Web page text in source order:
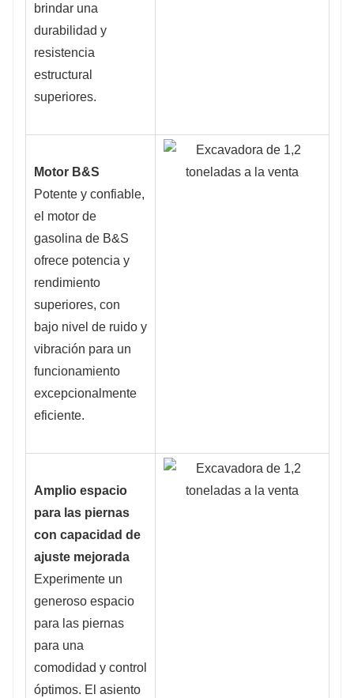
brindar una
durabilidad y
resistencia
estructural
superiores.
Motor B&S
Potente y confiable,
el motor de
gasolina de B&S
ofrece potencia y
rendimiento
superiores, con
bajo nivel de ruido y
vibración para un
funcionamiento
excepcionalmente
eficiente.
Amplio espacio
para las piernas
con capacidad de
ajuste mejorada
Experimente un
generoso espacio
para las piernas
para una
comodidad y control
óptimos. El asiento